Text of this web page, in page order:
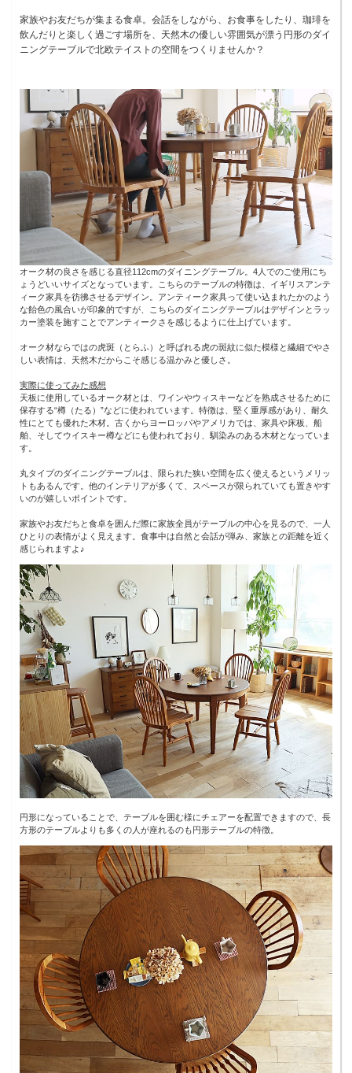
家族やお友だちが集まる食卓。会話をしながら、お食事をしたり、珈琲を
飲んだりと楽しく過ごす場所を、天然木の優しい雰囲気が漂う円形のダイ
ニングテーブルで北欧テイストの空間をつくりませんか？
オーク材の良さを感じる直径112cmのダイニングテーブル。4人でのご使用にち
ょうどいいサイズとなっています。こちらのテーブルの特徴は、イギリスアンテ
ィーク家具を彷彿させるデザイン。アンティーク家具って使い込まれたかのよう
な飴色の風合いが印象的ですが、こちらのダイニングテーブルはデザインとラッ
カー塗装を施すことでアンティークさを感じるように仕上げています。
オーク材ならではの虎斑（とらふ）と呼ばれる虎の斑紋に似た模様と繊細でやさ
しい表情は、天然木だからこそ感じる温かみと優しさ。
実際に使ってみた感想
天板に使用しているオーク材とは、ワインやウィスキーなどを熟成させるために
保存する“樽（たる）”などに使われています。特徴は、堅く重厚感があり、耐久
性にとても優れた木材。古くからヨーロッパやアメリカでは、家具や床板、船
舶、そしてウイスキー樽などにも使われており、馴染みのある木材となっていま
す。
丸タイプのダイニングテーブルは、限られた狭い空間を広く使えるというメリッ
トもあるんです。他のインテリアが多くて、スペースが限られていても置きやす
いのが嬉しいポイントです。
家族やお友だちと食卓を囲んだ際に家族全員がテーブルの中心を見るので、一人
ひとりの表情がよく見えます。食事中は自然と会話が弾み、家族との距離を近く
感じられますよ♪
円形になっていることで、テーブルを囲む様にチェアーを配置できますので、長
方形のテーブルよりも多くの人が座れるのも円形テーブルの特徴。